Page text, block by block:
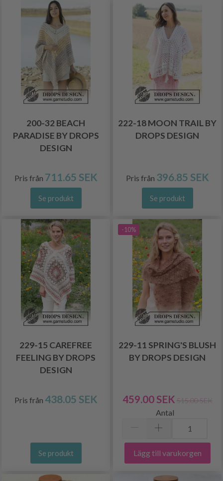
200-32 BEACH
PARADISE BY DROPS
DESIGN
Pris från 711.65 SEK
Se produkt
222-18 MOON TRAIL BY
DROPS DESIGN
Pris från 396.85 SEK
Se produkt
229-15 CAREFREE
FEELING BY DROPS
DESIGN
Pris från 438.05 SEK
Se produkt
-10%
229-11 SPRING'S BLUSH
BY DROPS DESIGN
459.00 SEK 515.00 SEK
Antal
Lägg till varukorgen